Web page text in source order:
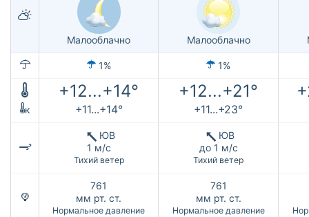
Малооблачно Малооблачно
1% 1%
+12...+14° +12...+21°
к +11...+14° +11...+23°
ЮВ
1 м/с
Тихий ветер
ЮВ
до 1 м/с
Тихий ветер
761
мм рт. ст.
Нормальное давление
761
мм рт. ст.
Нормальное давление